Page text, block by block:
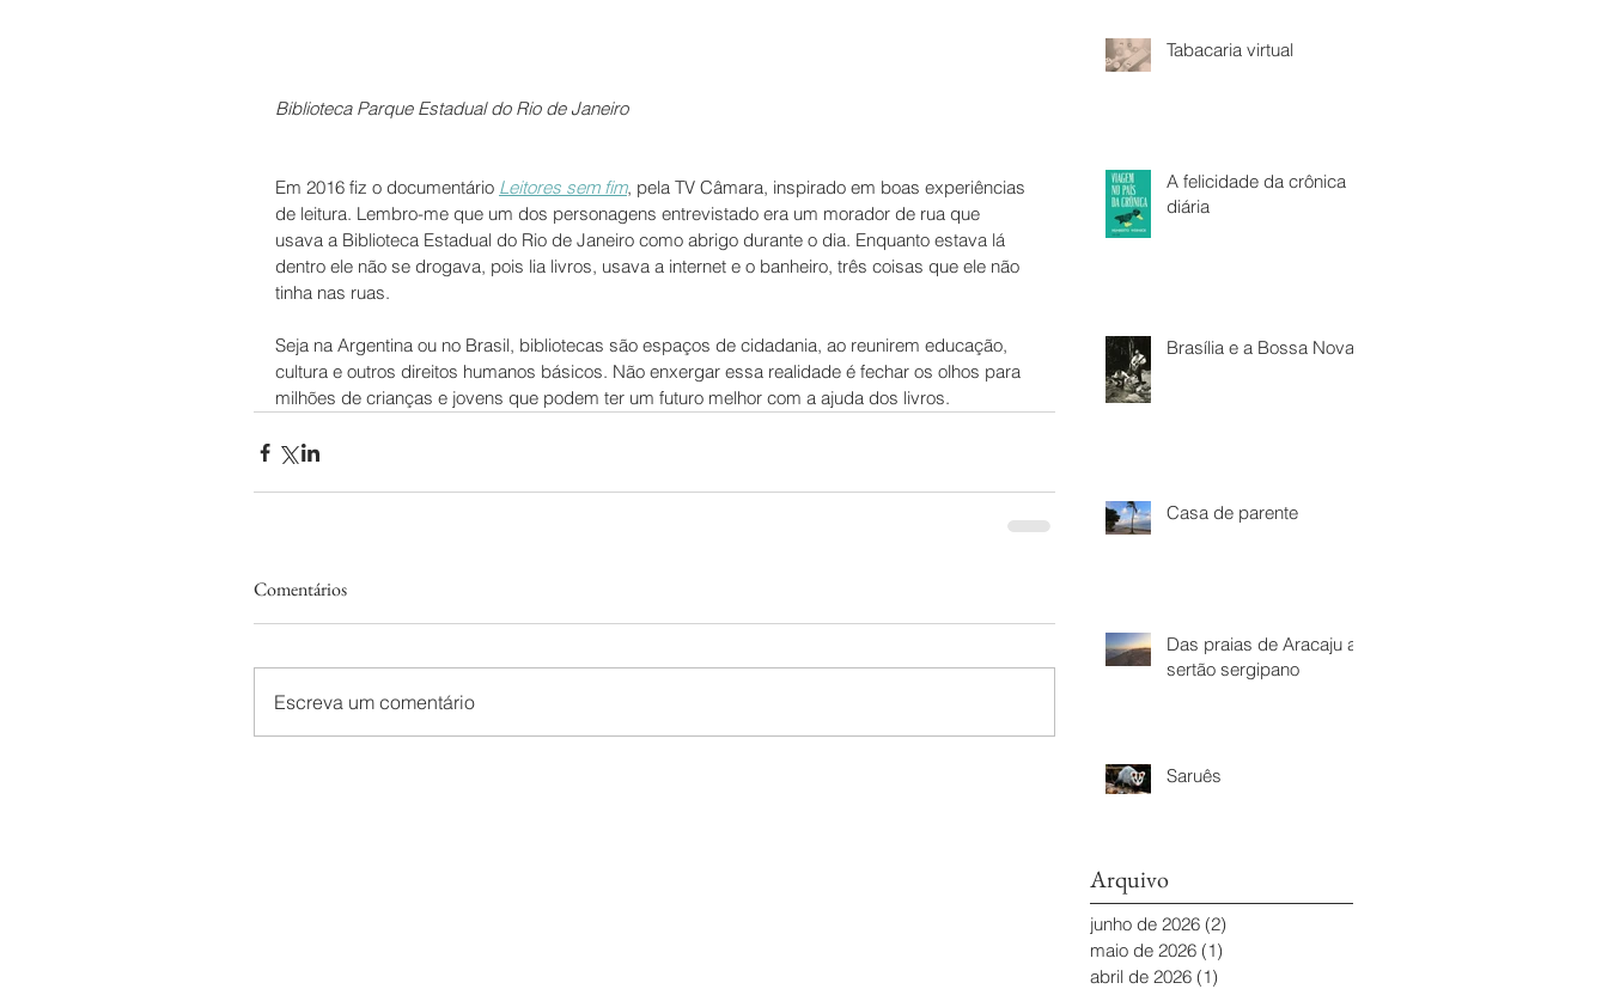
Biblioteca Parque Estadual do Rio de Janeiro
Em 2016 fiz o documentário Leitores sem fim, pela TV Câmara, inspirado em boas experiências
de leitura. Lembro-me que um dos personagens entrevistado era um morador de rua que
usava a Biblioteca Estadual do Rio de Janeiro como abrigo durante o dia. Enquanto estava lá
dentro ele não se drogava, pois lia livros, usava a internet e o banheiro, três coisas que ele não
tinha nas ruas.
Seja na Argentina ou no Brasil, bibliotecas são espaços de cidadania, ao reunirem educação,
cultura e outros direitos humanos básicos. Não enxergar essa realidade é fechar os olhos para
milhões de crianças e jovens que podem ter um futuro melhor com a ajuda dos livros.
Comentários
Escreva um comentário
Tabacaria virtual
A felicidade da crônica
diária
Brasília e a Bossa Nova*
Casa de parente
Das praias de Aracaju ao
sertão sergipano
Saruês
Arquivo
junho de 2026 (2)
maio de 2026 (1)
abril de 2026 (1)